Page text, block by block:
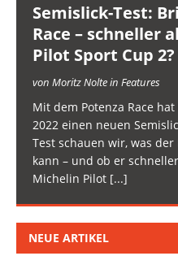
Semislick-Test:
Race – schneller
Pilot Sport Cup 2?
von Moritz Nolte in Features
Mit dem Potenza Race
2022 einen neuen
Test schauen wir, was der
kann – und ob er
Michelin Pilot [...]
NEUE ARTIKEL